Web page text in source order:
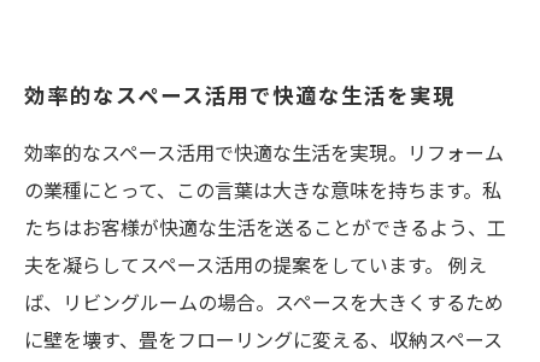
効率的なスペース活用で快適な生活を実現
効率的なスペース活用で快適な生活を実現。リフォーム
の業種にとって、この言葉は大きな意味を持ちます。私
たちはお客様が快適な生活を送ることができるよう、工
夫を凝らしてスペース活用の提案をしています。 例え
ば、リビングルームの場合。スペースを大きくするため
に壁を壊す、畳をフローリングに変える、収納スペース